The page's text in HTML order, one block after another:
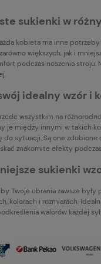
sukienki w
kobieta ma inne
większych, jak i
podczas noszenia
idealny wzór i
wszystkim na
je między innymi w takich
do sytuacji. Są one
znakomite efekty
sukienki
Twoje ubrania zawsze
kolorach i rozmiarach.
walorów każdej